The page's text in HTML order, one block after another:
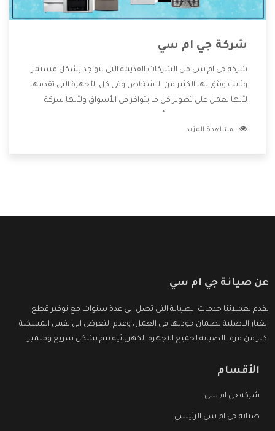
شركة جي ام سي
شركة جي ام سي من الشركات القديمة التى تتواجد بشكل مستمر
وثابت ويثق بها الكثير من الاشخاص وفى كل الأجهزة التى تقدمها
لأنها تعمل على تطوير كل ما يتوافر فى الأسواق ولأنها شركة
وتقدم للعملاء أقوى العروض والخصومات التى تسهل على
مشاهدة المزيد
عن صيانة جي ام سي
نقدم لعملائنا خدمات الصيانة التى تصل الى عدة سنوات مع توفير قطع
الغيار الاصلية لضمان جودتها فى العمل، وعدم التعرض الى نفس المشكلة
اكثر من مرة، الصيانة لجميع الاجهزة الكهربائية تتم بشكل سريع ومتميز.
الأقسام
شركة جي ام سي
صيانة جي ام سي الرئيسي